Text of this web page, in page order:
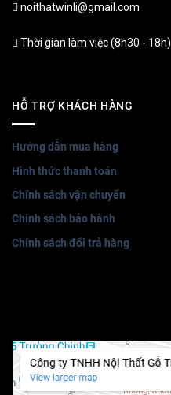
noithatwinli@gmail.com
Thời gian làm việc (8h30 - 18h)
HỖ TRỢ KHÁCH HÀNG
Hướng dẫn mua hàng
Hình thức thanh toán
Chính sách vận chuyển
Chính sách bảo hành
Chính sách đổi trả hàng